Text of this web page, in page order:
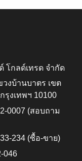
โกลด์เทรด จำกัด
งบ้านบาตร เขต
งเทพฯ 10100
0007 (สอบถาม
234 (ซื้อ-ขาย)
046